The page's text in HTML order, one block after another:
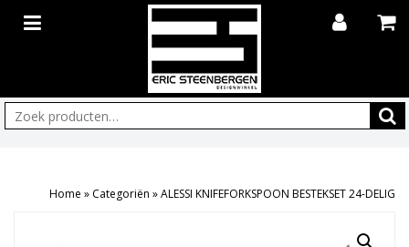
Zoeken:
Home » Categoriën »ALESSI KNIFEFORKSPOON BESTEKSET 24-DELIG